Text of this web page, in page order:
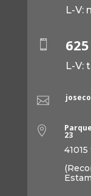
L-V:

L-V:

 23